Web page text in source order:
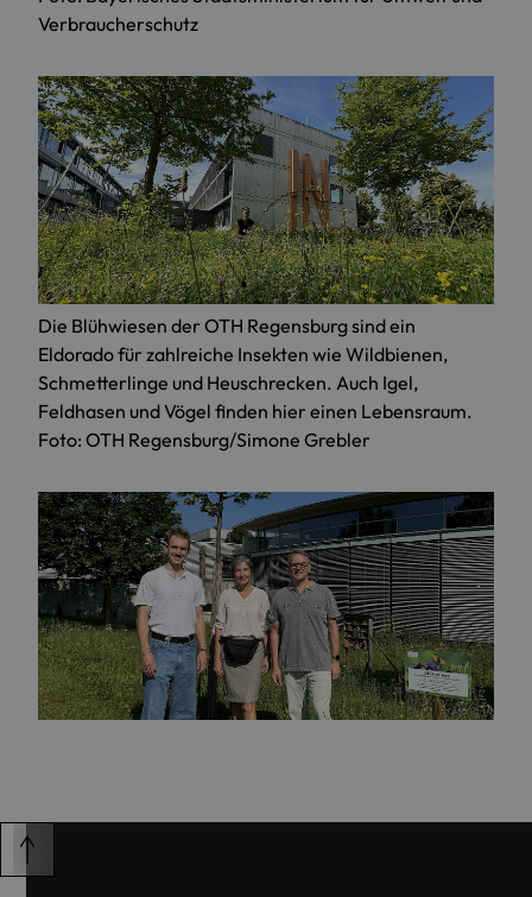
Verbraucherschutz
Die Blühwiesen der OTH Regensburg sind ein
Eldorado für zahlreiche Insekten wie Wildbienen,
Schmetterlinge und Heuschrecken. Auch Igel,
Feldhasen und Vögel finden hier einen Lebensraum.
Foto: OTH Regensburg/Simone Grebler